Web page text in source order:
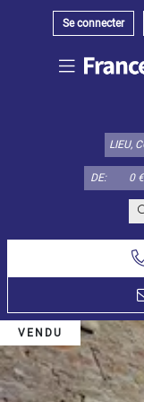
Se connecter
DE:
Duplex
Appartement
sous toit
VENDU